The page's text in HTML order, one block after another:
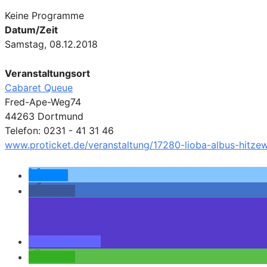
Keine Programme
Datum/Zeit
Samstag, 08.12.2018
Veranstaltungsort
Cabaret Queue
Fred-Ape-Weg74
44263 Dortmund
Telefon: 0231 - 41 31 46
www.proticket.de/veranstaltung/17280-lioba-albus-